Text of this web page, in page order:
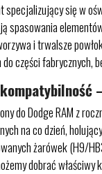
specjalizujący się w
spasowania
i trwalsze
części fabrycznych,
do Dodge RAM z
na co dzień,
żarówek (H9/
dobrać